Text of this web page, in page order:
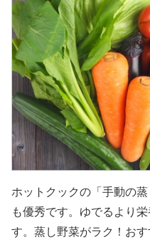
ホットクックの「手動の
も優秀です。ゆでるより
す。蒸し野菜がラク！おす